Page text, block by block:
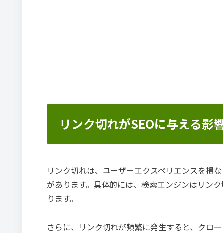
リンク切れがSEOに与える影
リンク切れは、ユーザーエクスペリエンスを損
があります。具体的には、検索エンジンはリン
ります。
さらに、リンク切れが頻繁に発生すると、クロ